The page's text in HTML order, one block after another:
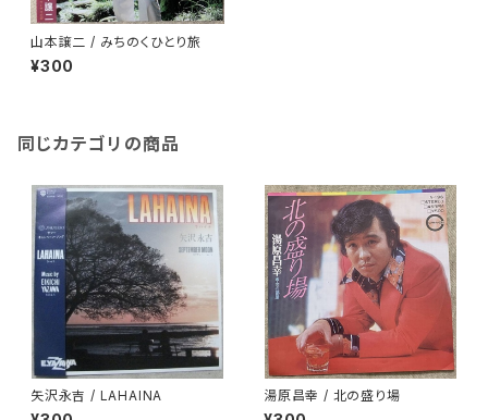
山本譲二 / みちのくひとり旅
¥300
同じカテゴリの商品
矢沢永吉 / LAHAINA 湯原昌幸 / 北の盛り場